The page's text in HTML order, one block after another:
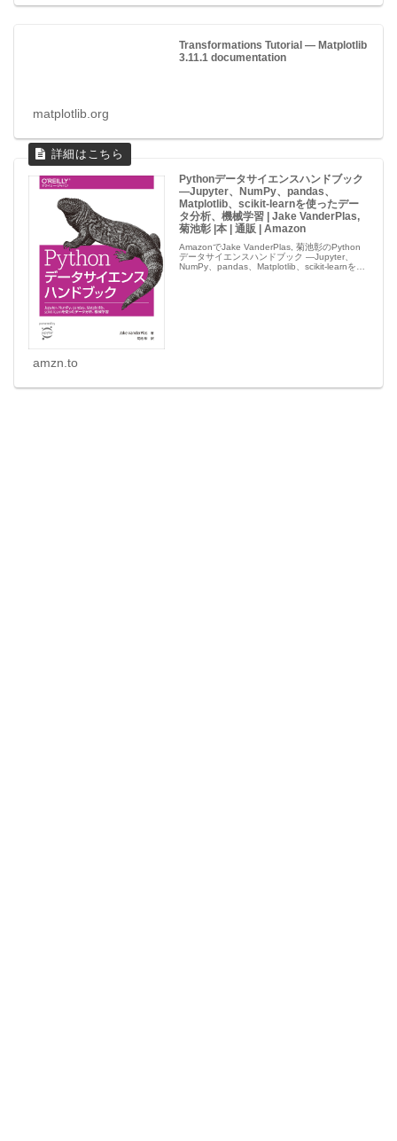
Transformations Tutorial — Matplotlib
3.11.1 documentation
matplotlib.org
Pythonデータサイエンスハンドブック
―Jupyter、NumPy、pandas、
Matplotlib、scikit-learnを使ったデー
タ分析、機械学習 | Jake VanderPlas,
菊池彰 |本 | 通販 | Amazon
AmazonでJake VanderPlas, 菊池彰のPython
データサイエンスハンドブック ―Jupyter、
NumPy、pandas、Matplotlib、scikit-learnを使
amzn.to